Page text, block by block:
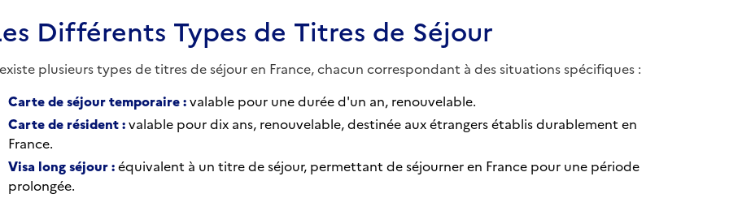
Différents Types de Titres de Séjour
plusieurs types de titres de séjour en France, chacun correspondant à des situations spécifiques :
Carte de séjour temporaire :valable pour une durée d'un an, renouvelable.
Carte de résident :valable pour dix ans, renouvelable, destinée aux étrangers établis durablement en
France.
Visa long séjour :équivalent à un titre de séjour, permettant de séjourner en France pour une période
prolongée.